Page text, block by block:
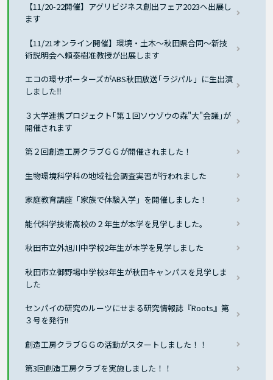
【11/20-22開催】アグリビジネス創出フェア2023へ出展し
ます
【11/21オンライン開催】環境・土木～秋田県合同～新技
術説明会へ頼泰樹准教授が出展します
エコの環サポーターズがABS秋田放送｢ラジパル」に生出演
しました‼
３大学連携プロジェクト｢第１回ソウゾウの森"大"会議｣が
開催されます
第２回創造工房クラブＧＧが開催されました！
生物環境科学科の地域社会調査実習が行われました
家庭教育講座「家族で体験入学」を開催しました！
能代科学技術高校の２年生が本学を見学しました。
秋田市立外旭川中学校2年生が本学を見学しました
秋田市立御野場中学校3年生が秋田キャンパスを見学しま
した
センパイの研究のルーツにせまる研究情報誌『Roots』第
３号を発行!!
創造工房クラブＧＧの活動がスタートしました！！
第3回創造工房クラブを実施しました！！